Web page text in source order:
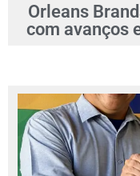
Orleans
com avanços